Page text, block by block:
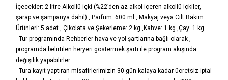
İçecekler: 2 litre Alkollü içki (%22’den az alkol içeren alkollü içkiler,
şarap ve şampanya dahil) , Parfüm: 600 ml , Makyaj veya Cilt Bakım
Ürünleri: 5 adet , Çikolata ve Şekerleme: 2 kg , Kahve: 1 kg ,Çay: 1 kg
- Tur programında Rehberler hava ve yol şartlarına bağlı olarak ,
programda belirtilen heryeri göstermek şartı ile program akışında
değişilik yapabilirler.
- Tura kayıt yaptıran misafirlerimizin 30 gün kalaya kadar ücretsiz iptal